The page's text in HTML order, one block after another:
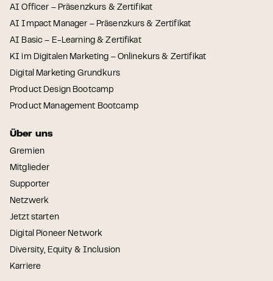
AI Officer – Präsenzkurs & Zertifikat
AI Impact Manager – Präsenzkurs & Zertifikat
AI Basic – E-Learning & Zertifikat
KI im Digitalen Marketing – Onlinekurs & Zertifikat
Digital Marketing Grundkurs
Product Design Bootcamp
Product Management Bootcamp
Über uns
Gremien
Mitglieder
Supporter
Netzwerk
Jetzt starten
Digital Pioneer Network
Diversity, Equity & Inclusion
Karriere